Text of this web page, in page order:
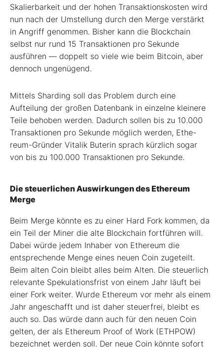
Skalier­barkeit und der hohen Transaktionskos­ten wird
nun nach der Umstellung durch den Merge verstärkt
in Angriff genom­men. Bisher kann die Blockchain
selbst nur rund 15 Transaktionen pro Sekunde
ausführen — doppelt so viele wie beim Bitcoin, aber
dennoch ungenügend.
Mittels Sharding soll das Problem durch eine
Aufteilung der großen Datenbank in einzelne kleinere
Teile behoben werden. Dadurch sollen bis zu 10.000
Transaktio­nen pro Sekunde möglich werden, Ethe­
reum-­Gründer Vitalik Buterin sprach kürzlich sogar
von bis zu 100.000 Trans­aktionen pro Sekunde.
Die steuerlichen Auswirkungen des Ethereum
Merge
Beim Merge könnte es zu einer Hard Fork kommen, da
ein Teil der Miner die alte Blockchain fortführen will.
Dabei würde jedem Inhaber von Ethereum die
entsprechende Menge eines neuen Coin zugeteilt.
Beim alten Coin bleibt alles beim Alten. Die steuerlich
relevante Spekulationsfrist von einem Jahr läuft bei
einer Fork weiter. Wurde Ethereum vor mehr als einem
Jahr angeschafft und ist daher steuerfrei, bleibt es
auch so. Das würde dann auch für den neuen Coin
gelten, der als Ethereum Proof of Work (ETHPOW)
bezeichnet werden soll. Der neue Coin könnte sofort